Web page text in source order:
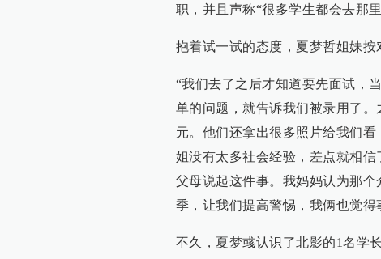
职，并且声称“很多学生都会去那里
抱着试一试的态度，夏梦哲姐妹按
“我们去了之后才知道要先面试，
单的问题，就告诉我们被录用了
元。他们还拿出很多照片给我们
姐没有太多社会经验，差点就相
父母说起这件事。我妈妈认为那
季，让我们提高警惕，我俩也觉得
不久，夏梦彧认识了北影的1名学